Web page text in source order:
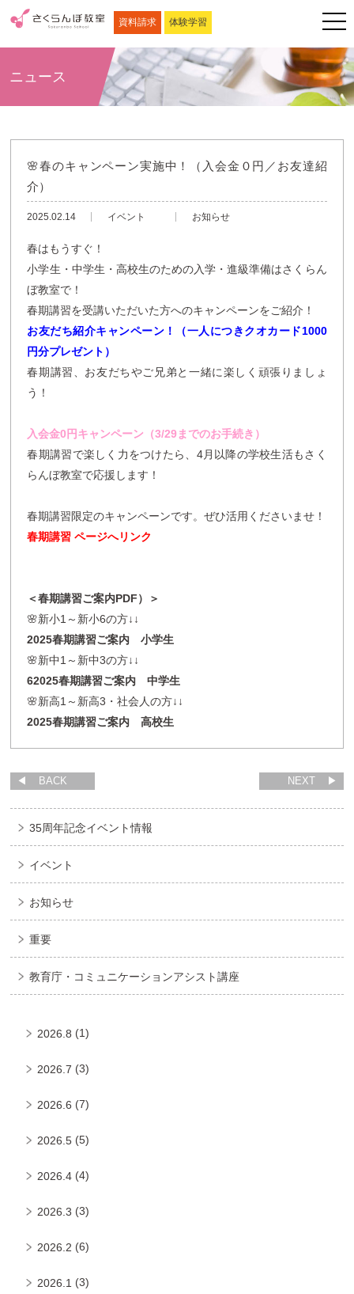
資料請求 体験学習
ニュース
🌸春のキャンペーン実施中！（入会金０円／お友達紹
介）
2025.02.14 イベント お知らせ
春はもうすぐ！
小学生・中学生・高校生のための入学・進級準備はさくらん
ぼ教室で！
春期講習を受講いただいた方へのキャンペーンをご紹介！
お友だち紹介キャンペーン！（一人につきクオカード1000
円分プレゼント）
春期講習、お友だちやご兄弟と一緒に楽しく頑張りましょ
う！
入会金0円キャンペーン（3/29までのお手続き）
春期講習で楽しく力をつけたら、4月以降の学校生活もさく
らんぼ教室で応援します！
春期講習限定のキャンペーンです。ぜひ活用くださいませ！
春期講習 ページへリンク
＜春期講習ご案内PDF）＞
🌸新小1～新小6の方↓↓
2025春期講習ご案内 小学生
🌸新中1～新中3の方↓↓
62025春期講習ご案内 中学生
🌸新高1～新高3・社会人の方↓↓
2025春期講習ご案内 高校生
BACK NEXT
35周年記念イベント情報
イベント
お知らせ
重要
教育庁・コミュニケーションアシスト講座
2026.8 (1)
2026.7 (3)
2026.6 (7)
2026.5 (5)
2026.4 (4)
2026.3 (3)
2026.2 (6)
2026.1 (3)